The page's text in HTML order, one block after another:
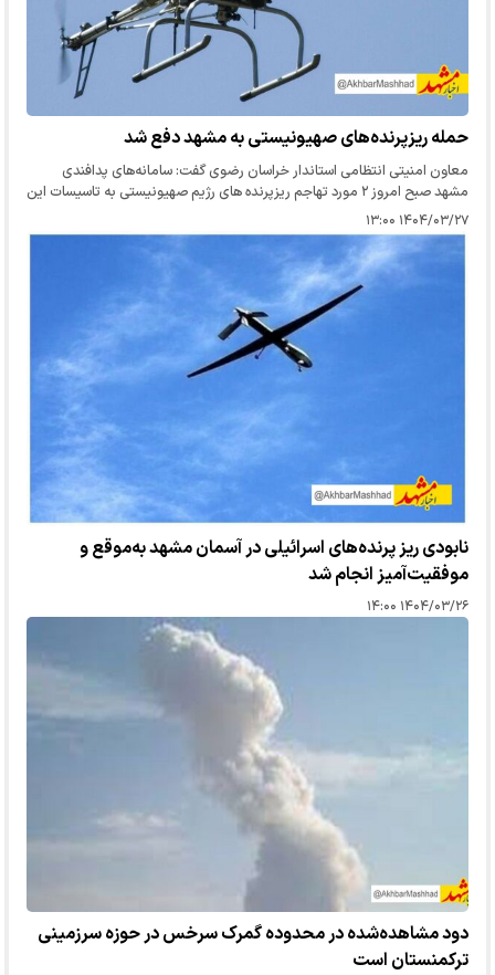
حمله ریزپرنده‌های صهیونیستی به مشهد دفع شد
معاون امنیتی انتظامی استاندار خراسان رضوی گفت: سامانه‌های پدافندی
مشهد صبح امروز ۲ مورد تهاجم ریزپرنده های رژیم صهیونیستی به تاسیسات این
شهر را دفع، و ریزپرنده‌ها را منهدم کردند.
۱۴۰۴/۰۳/۲۷ ۱۳:۰۰
نابودی ریز پرنده‌های اسرائیلی در آسمان مشهد به‌موقع و
موفقیت‌آمیز انجام شد
۱۴۰۴/۰۳/۲۶ ۱۴:۰۰
دود مشاهده‌شده در محدوده گمرک سرخس در حوزه سرزمینی
ترکمنستان است